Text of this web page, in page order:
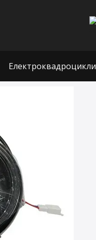
Електроквадроцикли